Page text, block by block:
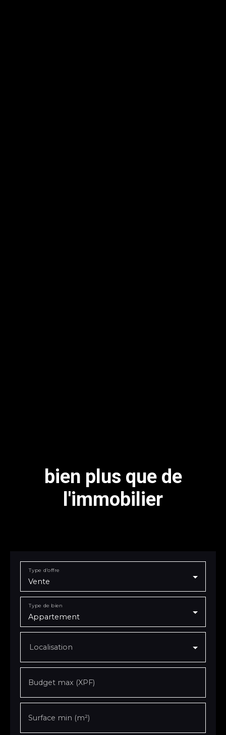
bien plus que de
l'immobilier
Vente
Type d'offre
Appartement
Type de bien
Localisation
Budget max (XPF)
Surface min (m²)